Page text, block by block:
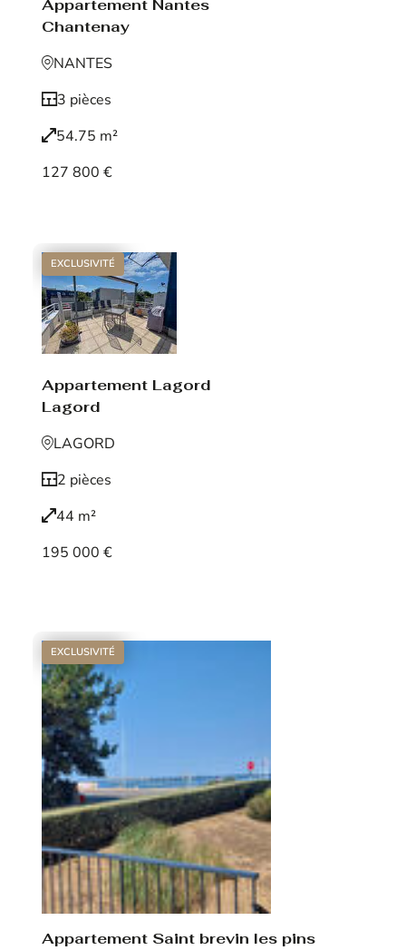
Appartement Nantes
Chantenay
NANTES
3 pièces
54.75 m²
127 800 €
EXCLUSIVITÉ
Appartement Lagord
Lagord
LAGORD
2 pièces
44 m²
195 000 €
EXCLUSIVITÉ
Appartement Saint brevin les pins